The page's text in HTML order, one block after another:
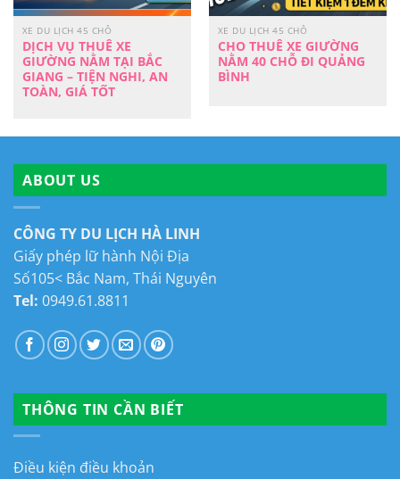
XE DU LỊCH 45 CHỖ
DỊCH VỤ THUÊ XE
GIƯỜNG NẰM TẠI BẮC
GIANG – TIỆN NGHI, AN
TOÀN, GIÁ TỐT
XE DU LỊCH 45 CHỖ
CHO THUÊ XE GIƯỜNG
NẰM 40 CHỖ ĐI QUẢNG
BÌNH
ABOUT US
CÔNG TY DU LỊCH HÀ LINH
Giấy phép lữ hành Nội Địa
Số105< Bắc Nam, Thái Nguyên
Tel: 0949.61.8811
THÔNG TIN CẦN BIẾT
Điều kiện điều khoản